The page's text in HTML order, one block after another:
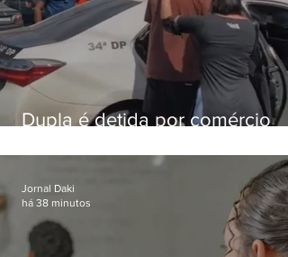
Dupla é detida por comércio
Bangu
Jornal Daki
há 38 minutos